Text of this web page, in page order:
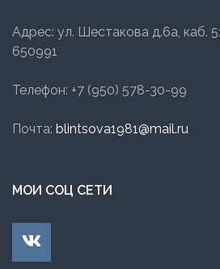
Адрес: ул. Шестакова д.6а, каб.
650991
Телефон: +7 (950) 578-30-99
Почта: blintsova1981@mail.ru
МОИ СОЦ СЕТИ